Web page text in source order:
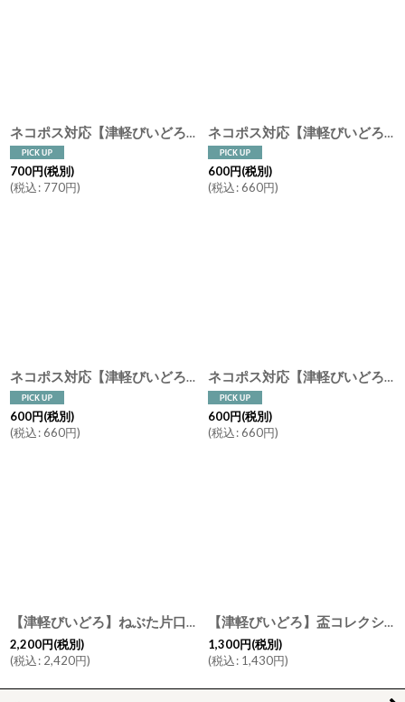
ネコポス対応【津軽びいどろ】箸置き 金・プラチナ/ゴールド/シルバー/銀/レスト/カトラリーレスト/はしおき/手作り/ガラス食器/石塚硝子/アデリア/日本製
700円(税別)
(税込: 770円)
ネコポス対応【津軽びいどろ】箸置き 季節のしつらえ ガラス カトラリーレスト はしおき 手作り ガラス食器 石塚硝子 アデリア 日本製
600円(税別)
(税込:660円)
ネコポス対応【津軽びいどろ】箸置き ドット ピンク ブルー ターコイズ レスト カトラリーレスト はしおき 手作り ガラス食器 石塚硝子 アデリア 日本製
600円(税別)
(税込:660円)
ネコポス対応【津軽びいどろ】ガラス 箸置き ねぶた /NEBUTA/レスト/カトラリーレスト/はしおき/手作り/ねぶた祭り/ガラス食器/石塚硝子/アデリア/日本製
600円(税別)
(税込:660円)
【津軽びいどろ】ねぶた片口/NEBUTA片口/冷酒/とっくり/徳利/ピッチャー/ガラス食器/石塚硝子/アデリア/日本製
2,200円(税別)
(税込: 2,420円)
【津軽びいどろ】盃コレクション ワングリ三つ足 木の芽 朝の露 春の宵 ねぶた囃子 日本酒 冷酒 ガラス食器
1,300円(税別)
(税込: 1,430円)